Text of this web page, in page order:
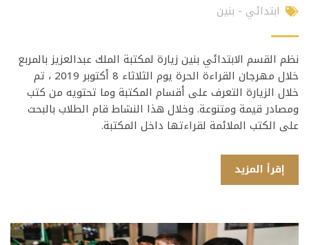
ابتدائي - بنين
نظم القسم الابتدائي بنين زيارة لمكتبة الملك عبدالعزيز بالمربع
خلال مهرجان القراءة الحرة يوم الثلاثاء 8 أكتوبر 2019 ، تم
خلال الزيارة التعرف على أقسام المكتبة وما تحتويه من كتب
ومصادر قيمة ومتنوعة. وخلال هذا النشاط قام الطلاب بالبحث
على الكتب الملائمة لقراءتها داخل المكتبة.
إقرأ المزيد